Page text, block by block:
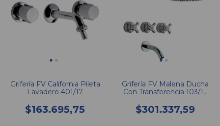
Grifería FV California Pileta
Lavadero 401/17
$163.695,75
Grifería FV Malena Ducha
Con Transferencia 103/16
$301.337,59